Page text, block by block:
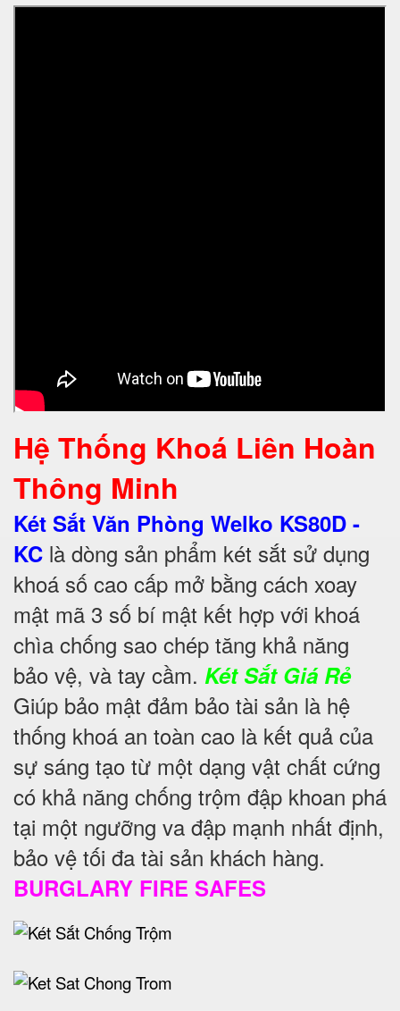
Hệ Thống Khoá Liên Hoàn
Thông Minh
Két Sắt Văn Phòng Welko KS80D -
KC là dòng sản phẩm két sắt sử dụng
khoá số cao cấp mở bằng cách xoay
mật mã 3 số bí mật kết hợp với khoá
chìa chống sao chép tăng khả năng
bảo vệ, và tay cầm. Két Sắt Giá Rẻ
Giúp bảo mật đảm bảo tài sản là hệ
thống khoá an toàn cao là kết quả của
sự sáng tạo từ một dạng vật chất cứng
có khả năng chống trộm đập khoan phá
tại một ngưỡng va đập mạnh nhất định,
bảo vệ tối đa tài sản khách hàng.
BURGLARY FIRE SAFES